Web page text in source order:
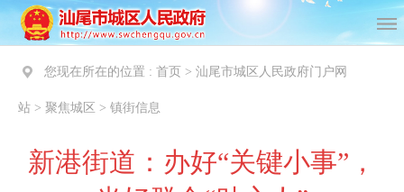
您现在所在的位置 : 首页 > 汕尾市城区人民政府门户网
站 > 聚焦城区 > 镇街信息
新港街道：办好“关键小事”，